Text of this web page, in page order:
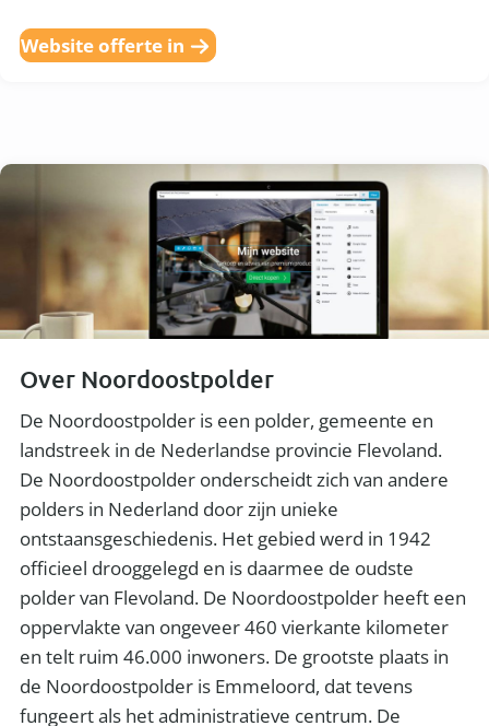
Website offerte in
Over Noordoostpolder
De Noordoostpolder is een polder, gemeente en
landstreek in de Nederlandse provincie Flevoland.
De Noordoostpolder onderscheidt zich van andere
polders in Nederland door zijn unieke
ontstaansgeschiedenis. Het gebied werd in 1942
officieel drooggelegd en is daarmee de oudste
polder van Flevoland. De Noordoostpolder heeft een
oppervlakte van ongeveer 460 vierkante kilometer
en telt ruim 46.000 inwoners. De grootste plaats in
de Noordoostpolder is Emmeloord, dat tevens
fungeert als het administratieve centrum. De